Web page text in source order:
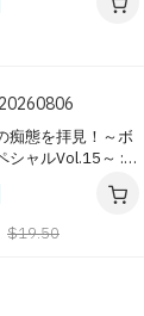
痴態を拝見！～ボ
シャルVol.15～ :
$19.50